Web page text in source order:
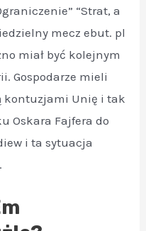
“Strat, a
mecz ebut. pl
miał być kolejnym
Gospodarze mieli
kontuzjami Unię i tak
Oskara Fajfera do
i ta sytuacja